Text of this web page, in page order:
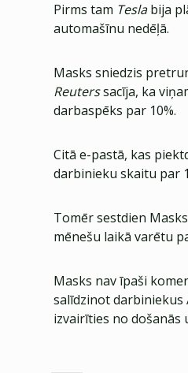
Pirms tam Teslabija
automašīnu nedēļā.
Masks sniedzis
Reuterssacīja, ka
darbaspēks par 10%.
Citā e-pastā, kas
darbinieku skaitu par
Tomēr sestdien
mēnešu laikā varētu
Masks nav īpaši
salīdzinot darbiniekus
izvairīties no došanās